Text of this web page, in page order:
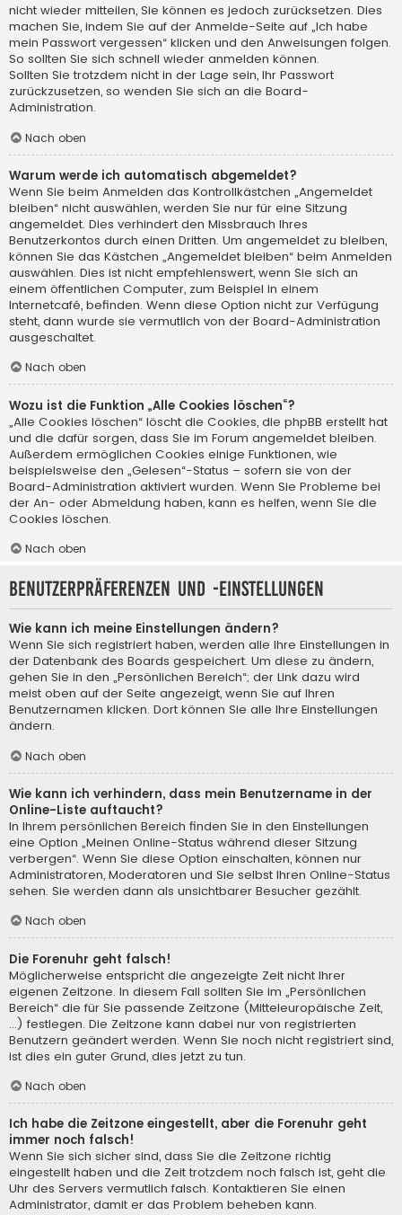
nicht wieder mitteilen, Sie können es jedoch zurücksetzen. Dies
machen Sie, indem Sie auf der Anmelde-Seite auf „Ich habe
mein Passwort vergessen“ klicken und den Anweisungen folgen.
So sollten Sie sich schnell wieder anmelden können.
Sollten Sie trotzdem nicht in der Lage sein, Ihr Passwort
zurückzusetzen, so wenden Sie sich an die Board-
Administration.
Nach oben
Warum werde ich automatisch abgemeldet?
Wenn Sie beim Anmelden das Kontrollkästchen „Angemeldet
bleiben“ nicht auswählen, werden Sie nur für eine Sitzung
angemeldet. Dies verhindert den Missbrauch Ihres
Benutzerkontos durch einen Dritten. Um angemeldet zu bleiben,
können Sie das Kästchen „Angemeldet bleiben“ beim Anmelden
auswählen. Dies ist nicht empfehlenswert, wenn Sie sich an
einem öffentlichen Computer, zum Beispiel in einem
Internetcafé, befinden. Wenn diese Option nicht zur Verfügung
steht, dann wurde sie vermutlich von der Board-Administration
ausgeschaltet.
Nach oben
Wozu ist die Funktion „Alle Cookies löschen“?
„Alle Cookies löschen“ löscht die Cookies, die phpBB erstellt hat
und die dafür sorgen, dass Sie im Forum angemeldet bleiben.
Außerdem ermöglichen Cookies einige Funktionen, wie
beispielsweise den „Gelesen“-Status – sofern sie von der
Board-Administration aktiviert wurden. Wenn Sie Probleme bei
der An- oder Abmeldung haben, kann es helfen, wenn Sie die
Cookies löschen.
Nach oben
Benutzerpräferenzen und -einstellungen
Wie kann ich meine Einstellungen ändern?
Wenn Sie sich registriert haben, werden alle Ihre Einstellungen in
der Datenbank des Boards gespeichert. Um diese zu ändern,
gehen Sie in den „Persönlichen Bereich“; der Link dazu wird
meist oben auf der Seite angezeigt, wenn Sie auf Ihren
Benutzernamen klicken. Dort können Sie alle Ihre Einstellungen
ändern.
Nach oben
Wie kann ich verhindern, dass mein Benutzername in der
Online-Liste auftaucht?
In Ihrem persönlichen Bereich finden Sie in den Einstellungen
eine Option „Meinen Online-Status während dieser Sitzung
verbergen“. Wenn Sie diese Option einschalten, können nur
Administratoren, Moderatoren und Sie selbst Ihren Online-Status
sehen. Sie werden dann als unsichtbarer Besucher gezählt.
Nach oben
Die Forenuhr geht falsch!
Möglicherweise entspricht die angezeigte Zeit nicht Ihrer
eigenen Zeitzone. In diesem Fall sollten Sie im „Persönlichen
Bereich“ die für Sie passende Zeitzone (Mitteleuropäische Zeit,
...) festlegen. Die Zeitzone kann dabei nur von registrierten
Benutzern geändert werden. Wenn Sie noch nicht registriert sind,
ist dies ein guter Grund, dies jetzt zu tun.
Nach oben
Ich habe die Zeitzone eingestellt, aber die Forenuhr geht
immer noch falsch!
Wenn Sie sich sicher sind, dass Sie die Zeitzone richtig
eingestellt haben und die Zeit trotzdem noch falsch ist, geht die
Uhr des Servers vermutlich falsch. Kontaktieren Sie einen
Administrator, damit er das Problem beheben kann.